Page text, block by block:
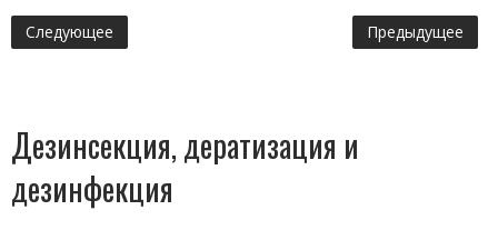
Следующее Предыдущее
Дезинсекция, дератизация и
дезинфекция